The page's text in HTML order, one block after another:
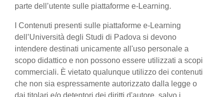
parte dell’utente sulle piattaforme e-Learning.
I Contenuti presenti sulle piattaforme e-Learning
dell’Università degli Studi di Padova si devono
intendere destinati unicamente all'uso personale a
scopo didattico e non possono essere utilizzati a scopi
commerciali. È vietato qualunque utilizzo dei contenuti
che non sia espressamente autorizzato dalla legge o
dai titolari e/o detentori dei diritti d'autore, salvo i